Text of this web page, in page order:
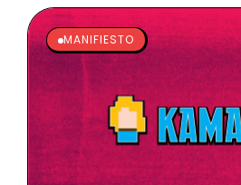
MANIFIESTO